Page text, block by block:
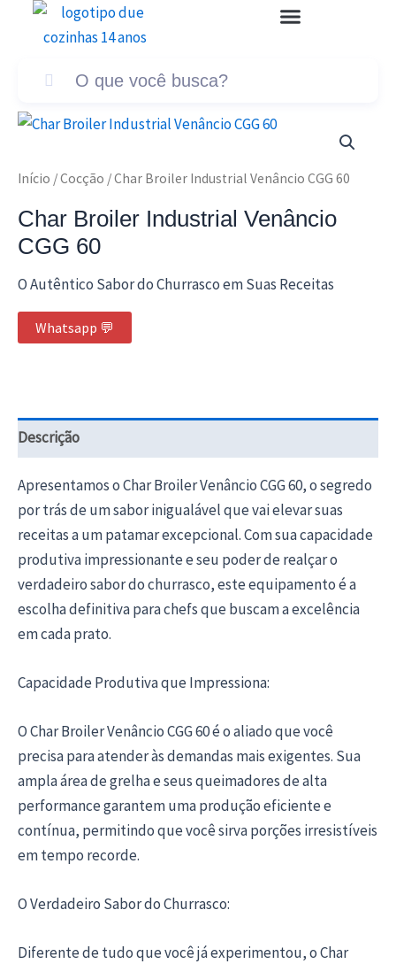
conteúdo
Início /Cocção / Char Broiler Industrial Venâncio CGG 60
Char Broiler Industrial Venâncio
CGG 60
O Autêntico Sabor do Churrasco em Suas Receitas
Whatsapp 💬
Descrição
Apresentamos o Char Broiler Venâncio CGG 60, o segredo
por trás de um sabor inigualável que vai elevar suas
receitas a um patamar excepcional. Com sua capacidade
produtiva impressionante e seu poder de realçar o
verdadeiro sabor do churrasco, este equipamento é a
escolha definitiva para chefs que buscam a excelência
em cada prato.
Capacidade Produtiva que Impressiona:
O Char Broiler Venâncio CGG 60 é o aliado que você
precisa para atender às demandas mais exigentes. Sua
ampla área de grelha e seus queimadores de alta
performance garantem uma produção eficiente e
contínua, permitindo que você sirva porções irresistíveis
em tempo recorde.
O Verdadeiro Sabor do Churrasco:
Diferente de tudo que você já experimentou, o Char